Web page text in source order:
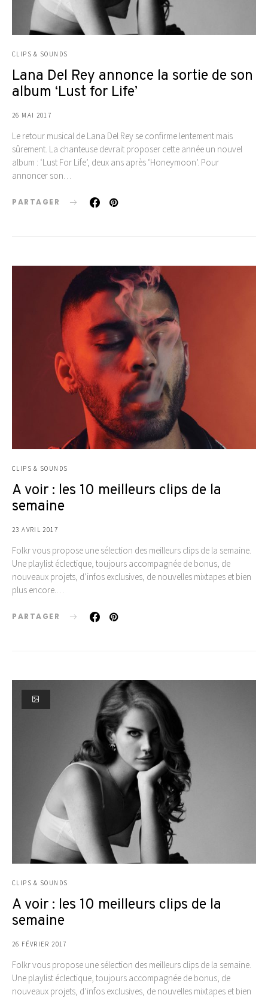
CLIPS & SOUNDS
Lana Del Rey annonce la sortie de son
album ‘Lust for Life’
26 MAI 2017
Le retour musical de Lana Del Rey se confirme lentement mais
sûrement. La chanteuse devrait proposer cette année un nouvel
album : ‘Lust For Life’, deux ans après ‘Honeymoon’. Pour
annoncer son…
PARTAGER
CLIPS & SOUNDS
A voir : les 10 meilleurs clips de la
semaine
23 AVRIL 2017
Folkr vous propose une sélection des meilleurs clips de la semaine.
Une playlist éclectique, toujours accompagnée de bonus, de
nouveaux projets, d’infos exclusives, de nouvelles mixtapes et bien
plus encore.…
PARTAGER
CLIPS & SOUNDS
A voir : les 10 meilleurs clips de la
semaine
26 FÉVRIER 2017
Folkr vous propose une sélection des meilleurs clips de la semaine.
Une playlist éclectique, toujours accompagnée de bonus, de
nouveaux projets, d’infos exclusives, de nouvelles mixtapes et bien